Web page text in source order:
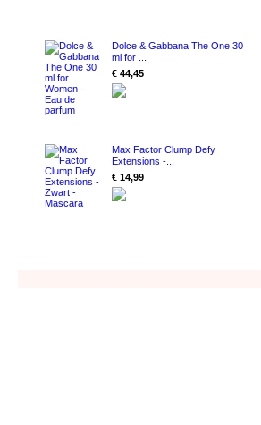
Dolce & Gabbana The One 30
ml for ...
€ 44,45
Max Factor Clump Defy
Extensions -...
€ 14,99